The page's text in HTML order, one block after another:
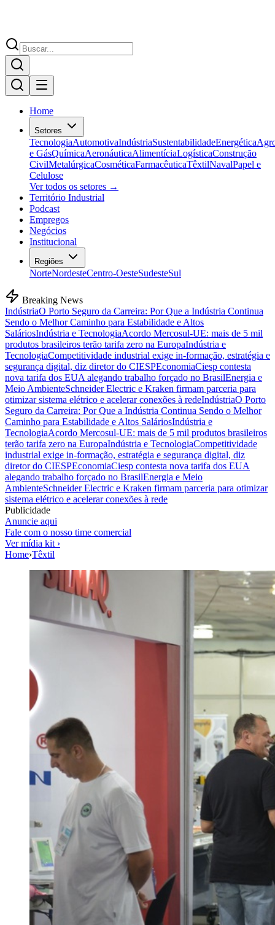
Home
Setores
TecnologiaAutomotivaIndústriaSustentabilidadeEnergética
e GásQuímicaAeronáuticaAlimentíciaLogísticaConstrução
CivilMetalúrgicaCosméticaFarmacêuticaTêxtilNavalPapel e
Celulose
Ver todos os setores →
Território Industrial
Podcast
Empregos
Negócios
Institucional
Regiões
NorteNordesteCentro-OesteSudesteSul
Breaking News
IndústriaO Porto Seguro da Carreira: Por Que a Indústria Continua
Sendo o Melhor Caminho para Estabilidade e Altos
SaláriosIndústria e TecnologiaAcordo Mercosul-UE: mais de 5 mil
produtos brasileiros terão tarifa zero na EuropaIndústria e
TecnologiaCompetitividade industrial exige in-formação, estratégia e
segurança digital, diz diretor do CIESPEconomiaCiesp contesta
nova tarifa dos EUA alegando trabalho forçado no BrasilEnergia e
Meio AmbienteSchneider Electric e Kraken firmam parceria para
otimizar sistema elétrico e acelerar conexões à redeIndústriaO Porto
Seguro da Carreira: Por Que a Indústria Continua Sendo o Melhor
Caminho para Estabilidade e Altos SaláriosIndústria e
TecnologiaAcordo Mercosul-UE: mais de 5 mil produtos brasileiros
terão tarifa zero na EuropaIndústria e TecnologiaCompetitividade
industrial exige in-formação, estratégia e segurança digital, diz
diretor do CIESPEconomiaCiesp contesta nova tarifa dos EUA
alegando trabalho forçado no BrasilEnergia e Meio
AmbienteSchneider Electric e Kraken firmam parceria para otimizar
sistema elétrico e acelerar conexões à rede
Publicidade
Anuncie aqui
Fale com o nosso time comercial
Ver mídia kit ›
Home›Têxtil